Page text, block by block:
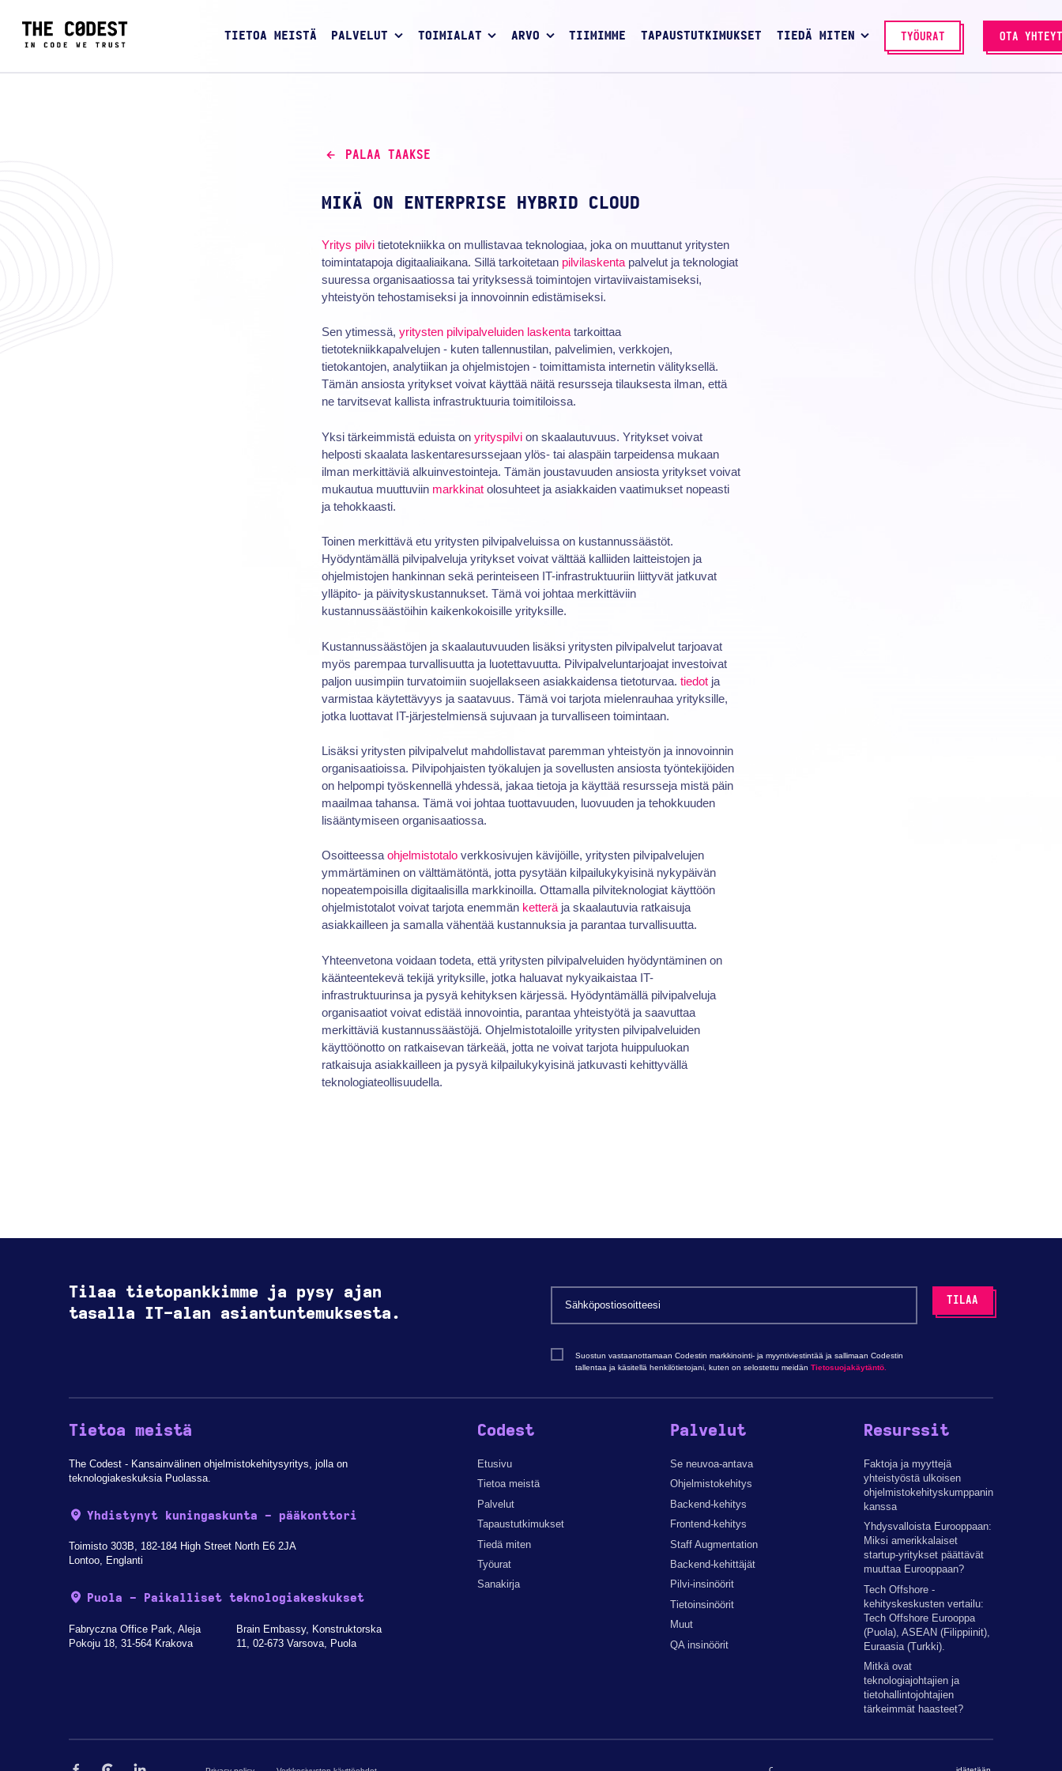
TIETOA MEISTÄ PALVELUT TOIMIALAT ARVO TIIMIMME TAPAUSTUTKIMUKSET TIEDÄ MITEN TYÖURAT OTA
PALAA TAAKSE
MIKÄ ON ENTERPRISE HYBRID CLOUD
Yritys pilvitietotekniikka on mullistavaa teknologiaa, joka on muuttanut yritysten
toimintatapoja digitaaliaikana. Sillä tarkoitetaan pilvilaskentapalvelut ja teknologiat
suuressa organisaatiossa tai yrityksessä toimintojen virtaviivaistamiseksi,
yhteistyön tehostamiseksi ja innovoinnin edistämiseksi.
Sen ytimessä, yritysten pilvipalveluiden laskentatarkoittaa
tietotekniikkapalvelujen - kuten tallennustilan, palvelimien, verkkojen,
tietokantojen, analytiikan ja ohjelmistojen - toimittamista internetin välityksellä.
Tämän ansiosta yritykset voivat käyttää näitä resursseja tilauksesta ilman, että
ne tarvitsevat kallista infrastruktuuria toimitiloissa.
Yksi tärkeimmistä eduista on yrityspilvion skaalautuvuus. Yritykset voivat
helposti skaalata laskentaresurssejaan ylös- tai alaspäin tarpeidensa mukaan
ilman merkittäviä alkuinvestointeja. Tämän joustavuuden ansiosta yritykset voivat
mukautua muuttuviin markkinatolosuhteet ja asiakkaiden vaatimukset nopeasti
ja tehokkaasti.
Toinen merkittävä etu yritysten pilvipalveluissa on kustannussäästöt.
Hyödyntämällä pilvipalveluja yritykset voivat välttää kalliiden laitteistojen ja
ohjelmistojen hankinnan sekä perinteiseen IT-infrastruktuuriin liittyvät jatkuvat
ylläpito- ja päivityskustannukset. Tämä voi johtaa merkittäviin
kustannussäästöihin kaikenkokoisille yrityksille.
Kustannussäästöjen ja skaalautuvuuden lisäksi yritysten pilvipalvelut tarjoavat
myös parempaa turvallisuutta ja luotettavuutta. Pilvipalveluntarjoajat investoivat
paljon uusimpiin turvatoimiin suojellakseen asiakkaidensa tietoturvaa. tiedotja
varmistaa käytettävyys ja saatavuus. Tämä voi tarjota mielenrauhaa yrityksille,
jotka luottavat IT-järjestelmiensä sujuvaan ja turvalliseen toimintaan.
Lisäksi yritysten pilvipalvelut mahdollistavat paremman yhteistyön ja innovoinnin
organisaatioissa. Pilvipohjaisten työkalujen ja sovellusten ansiosta työntekijöiden
on helpompi työskennellä yhdessä, jakaa tietoja ja käyttää resursseja mistä päin
maailmaa tahansa. Tämä voi johtaa tuottavuuden, luovuuden ja tehokkuuden
lisääntymiseen organisaatiossa.
Osoitteessa ohjelmistotaloverkkosivujen kävijöille, yritysten pilvipalvelujen
ymmärtäminen on välttämätöntä, jotta pysytään kilpailukykyisinä nykypäivän
nopeatempoisilla digitaalisilla markkinoilla. Ottamalla pilviteknologiat käyttöön
ohjelmistotalot voivat tarjota enemmän ketteräja skaalautuvia ratkaisuja
asiakkailleen ja samalla vähentää kustannuksia ja parantaa turvallisuutta.
Yhteenvetona voidaan todeta, että yritysten pilvipalveluiden hyödyntäminen on
käänteentekevä tekijä yrityksille, jotka haluavat nykyaikaistaa IT-
infrastruktuurinsa ja pysyä kehityksen kärjessä. Hyödyntämällä pilvipalveluja
organisaatiot voivat edistää innovointia, parantaa yhteistyötä ja saavuttaa
merkittäviä kustannussäästöjä. Ohjelmistotaloille yritysten pilvipalveluiden
käyttöönotto on ratkaisevan tärkeää, jotta ne voivat tarjota huippuluokan
ratkaisuja asiakkailleen ja pysyä kilpailukykyisinä jatkuvasti kehittyvällä
teknologiateollisuudella.
Tilaa tietopankkimme ja pysy ajan
tasalla IT-alan asiantuntemuksesta.
Suostun vastaanottamaan Codestin markkinointi- ja myyntiviestintää ja sallimaan Codestin
tallentaa ja käsitellä henkilötietojani, kuten on selostettu meidänTietosuojakäytäntö.
Tietoa meistä
The Codest - Kansainvälinen ohjelmistokehitysyritys, jolla on
teknologiakeskuksia Puolassa.
Yhdistynyt kuningaskunta - pääkonttori
Toimisto 303B, 182-184 High Street North E6 2JA
Lontoo, Englanti
Puola - Paikalliset teknologiakeskukset
Fabryczna Office Park, Aleja
Pokoju 18, 31-564 Krakova
Brain Embassy, Konstruktorska
11, 02-673 Varsova, Puola
Codest
Etusivu
Tietoa meistä
Palvelut
Tapaustutkimukset
Tiedä miten
Työurat
Sanakirja
Palvelut
Se neuvoa-antava
Ohjelmistokehitys
Backend-kehitys
Frontend-kehitys
Staff Augmentation
Backend-kehittäjät
Pilvi-insinöörit
Tietoinsinöörit
Muut
QA insinöörit
Resurssit
Faktoja ja myyttejä
yhteistyöstä ulkoisen
ohjelmistokehityskumppanin
kanssa
Yhdysvalloista Eurooppaan:
Miksi amerikkalaiset
startup-yritykset päättävät
muuttaa Eurooppaan?
Tech Offshore -
kehityskeskusten vertailu:
Tech Offshore Eurooppa
(Puola), ASEAN (Filippiinit),
Euraasia (Turkki).
Mitkä ovat
teknologiajohtajien ja
tietohallintojohtajien
tärkeimmät haasteet?